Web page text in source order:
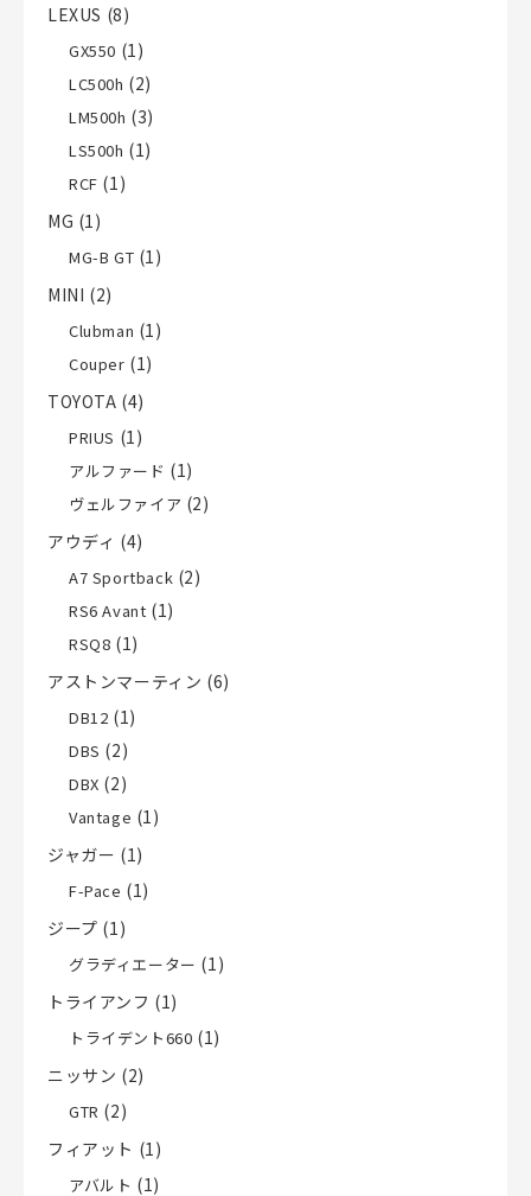
LEXUS (8)
GX550 (1)
LC500h (2)
LM500h (3)
LS500h (1)
RCF (1)
MG (1)
MG-B GT (1)
MINI (2)
Clubman (1)
Couper (1)
TOYOTA (4)
PRIUS (1)
アルファード (1)
ヴェルファイア (2)
アウディ (4)
A7 Sportback (2)
RS6 Avant (1)
RSQ8 (1)
アストンマーティン (6)
DB12 (1)
DBS (2)
DBX (2)
Vantage (1)
ジャガー (1)
F-Pace (1)
ジープ (1)
グラディエーター (1)
トライアンフ (1)
トライデント660 (1)
ニッサン (2)
GTR (2)
フィアット (1)
アバルト (1)